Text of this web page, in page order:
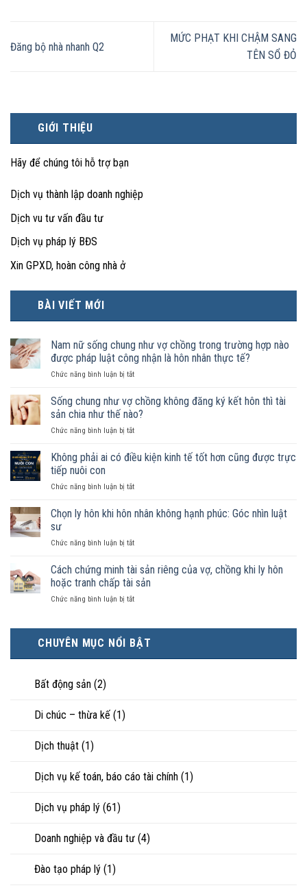
GIỚI THIỆU
Hãy để chúng tôi hỗ trợ bạn
Dịch vụ thành lập doanh nghiệp
Dịch vu tư vấn đầu tư
Dịch vụ pháp lý BĐS
Xin GPXD, hoàn công nhà ở
BÀI VIẾT MỚI
Nam nữ sống chung như vợ chồng trong trường hợp nào
được pháp luật công nhận là hôn nhân thực tế?
Chức năng bình luận bị tắtở
nữ
sống
chung
như
chồng
hợp
được
công
là
hôn
Sống chung như vợ chồng không đăng ký kết hôn thì tài
sản chia như thế nào?
Chức năng bình luận bị tắtở
chung
chồng
đăng
hôn
tài
sản
như
nào?
Không phải ai có điều kiện kinh tế tốt hơn cũng được trực
tiếp nuôi con
Chức năng bình luận bị tắtở
phải
điều
kinh
tế
hơn
trực
tiếp
nuôi
Chọn ly hôn khi hôn nhân không hạnh phúc: Góc nhìn luật
sư
Chức năng bình luận bị tắtở
ly
hôn
khi
hôn
hạnh
phúc:
Góc
Cách chứng minh tài sản riêng của vợ, chồng khi ly hôn
hoặc tranh chấp tài sản
Chức năng bình luận bị tắtở
tài
sản
chấp
CHUYÊN MỤC NỔI BẬT
Bất động sản (2)
Di chúc – thừa kế (1)
Dịch thuật (1)
Dịch vụ kế toán, báo cáo tài chính (1)
Dịch vụ pháp lý (61)
Doanh nghiệp và đầu tư (4)
Đào tạo pháp lý (1)
Đăng bộ nhà nhanh Q2
MỨC PHẠT KHI CHẬM SANG
TÊN SỔ ĐỎ